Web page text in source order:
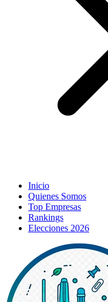
Inicio
Quienes Somos
Top Empresas
Rankings
Elecciones 2026